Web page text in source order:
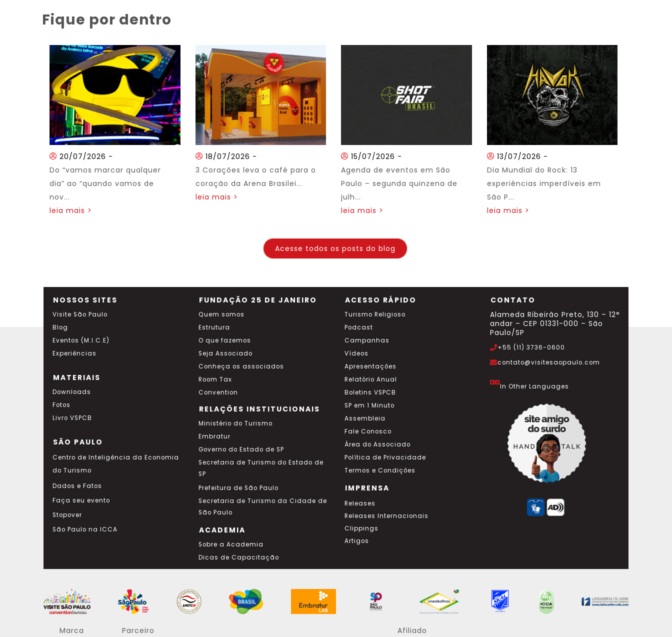
Fique por dentro
20/07/2026 -
Do “vamos marcar qualquer
dia” ao “quando vamos de
nov...
leia mais >
18/07/2026 -
3 Corações leva o café para o
coração da Arena Brasilei...
leia mais >
15/07/2026 -
Agenda de eventos em São
Paulo – segunda quinzena de
julh...
leia mais >
13/07/2026 -
Dia Mundial do Rock: 13
experiências imperdíveis em
São P...
leia mais >
Acesse todos os posts do blog
NOSSOS SITES
Visite São Paulo
Blog
Eventos (M.I.C.E)
Experiências
MATERIAIS
Downloads
Fotos
Livro VSPCB
SÃO PAULO
Centro de Inteligência da Economia
do Turismo
Dados e Fatos
Faça seu evento
Stopover
São Paulo na ICCA
FUNDAÇÃO 25 DE JANEIRO
Quem somos
Estrutura
O que fazemos
Seja Associado
Conheça os associados
Room Tax
Convention
RELAÇÕES INSTITUCIONAIS
Ministério do Turismo
Embratur
Governo do Estado de SP
Secretaria de Turismo do Estado de
SP
Prefeitura de São Paulo
Secretaria de Turismo da Cidade de
São Paulo
ACADEMIA
Sobre a Academia
Dicas de Capacitação
ACESSO RÁPIDO
Turismo Religioso
Podcast
Campanhas
Vídeos
Apresentações
Relatório Anual
Boletins VSPCB
SP em 1 Minuto
Assembleia
Fale Conosco
Área do Associado
Política de Privacidade
Termos e Condições
IMPRENSA
Releases
Releases Internacionais
Clippings
Artigos
CONTATO
Alameda Ribeirão Preto, 130 – 12°
andar – CEP 01331-000 – São
Paulo/SP
+55 (11) 3736-0600
contato@visitesaopaulo.com
In Other Languages
Marca Parceiro Afiliado